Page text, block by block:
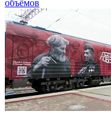
объёмов